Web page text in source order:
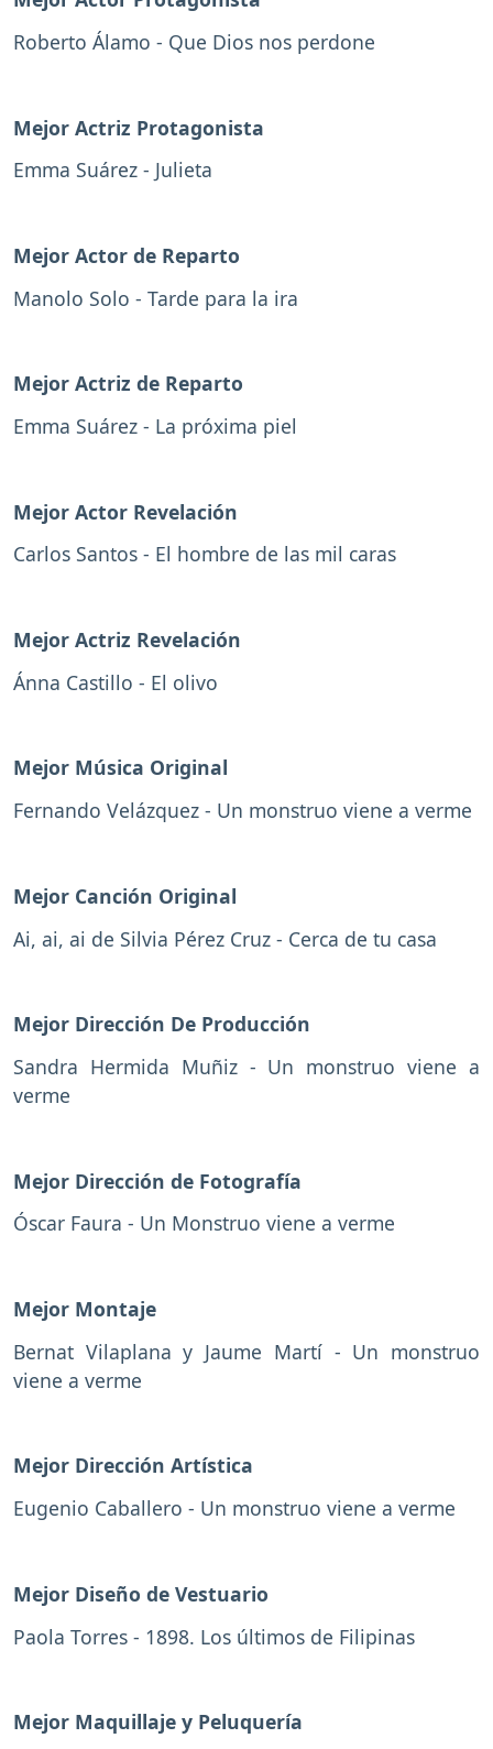
Roberto Álamo - Que Dios nos perdone
Mejor Actriz Protagonista
Emma Suárez - Julieta
Mejor Actor de Reparto
Manolo Solo - Tarde para la ira
Mejor Actriz de Reparto
Emma Suárez - La próxima piel
Mejor Actor Revelación
Carlos Santos - El hombre de las mil caras
Mejor Actriz Revelación
Ánna Castillo - El olivo
Mejor Música Original
Fernando Velázquez - Un monstruo viene a verme
Mejor Canción Original
Ai, ai, ai de Silvia Pérez Cruz - Cerca de tu casa
Mejor Dirección De Producción
Sandra Hermida Muñiz - Un monstruo viene a
verme
Mejor Dirección de Fotografía
Óscar Faura - Un Monstruo viene a verme
Mejor Montaje
Bernat Vilaplana y Jaume Martí - Un monstruo
viene a verme
Mejor Dirección Artística
Eugenio Caballero - Un monstruo viene a verme
Mejor Diseño de Vestuario
Paola Torres - 1898. Los últimos de Filipinas
Mejor Maquillaje y Peluquería